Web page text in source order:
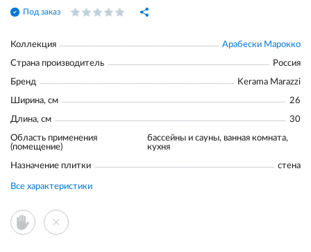
Под заказ
Коллекция Арабески Марокко
Страна производитель Россия
Бренд Kerama Marazzi
Ширина, см 26
Длина, см 30
Область применения
(помещение)
бассейны и сауны, ванная комната,
кухня
Назначение плитки стена
Все характеристики